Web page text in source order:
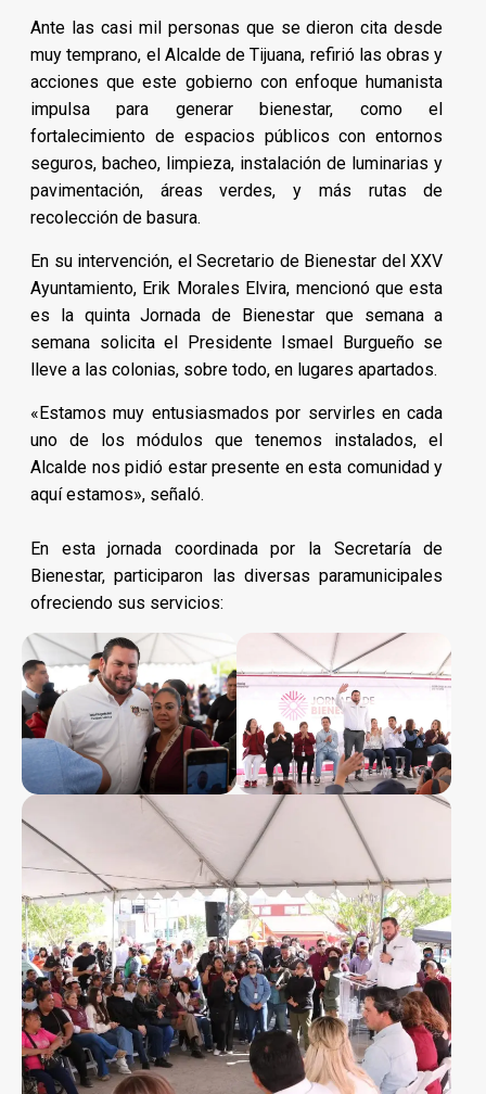
Ante las casi mil personas que se dieron cita desde
muy temprano, el Alcalde de Tijuana, refirió las obras y
acciones que este gobierno con enfoque humanista
impulsa para generar bienestar, como el
fortalecimiento de espacios públicos con entornos
seguros, bacheo, limpieza, instalación de luminarias y
pavimentación, áreas verdes, y más rutas de
recolección de basura.
En su intervención, el Secretario de Bienestar del XXV
Ayuntamiento, Erik Morales Elvira, mencionó que esta
es la quinta Jornada de Bienestar que semana a
semana solicita el Presidente Ismael Burgueño se
lleve a las colonias, sobre todo, en lugares apartados.
«Estamos muy entusiasmados por servirles en cada
uno de los módulos que tenemos instalados, el
Alcalde nos pidió estar presente en esta comunidad y
aquí estamos», señaló.
En esta jornada coordinada por la Secretaría de
Bienestar, participaron las diversas paramunicipales
ofreciendo sus servicios: